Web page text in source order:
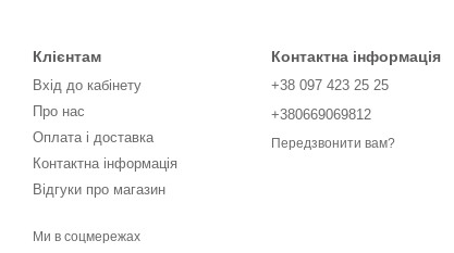
Клієнтам
Вхід до кабінету
Про нас
Оплата і доставка
Контактна інформація
Відгуки про магазин
Ми в соцмережах
Контактна інформація
+38 097 423 25 25
+380669069812
Передзвонити вам?